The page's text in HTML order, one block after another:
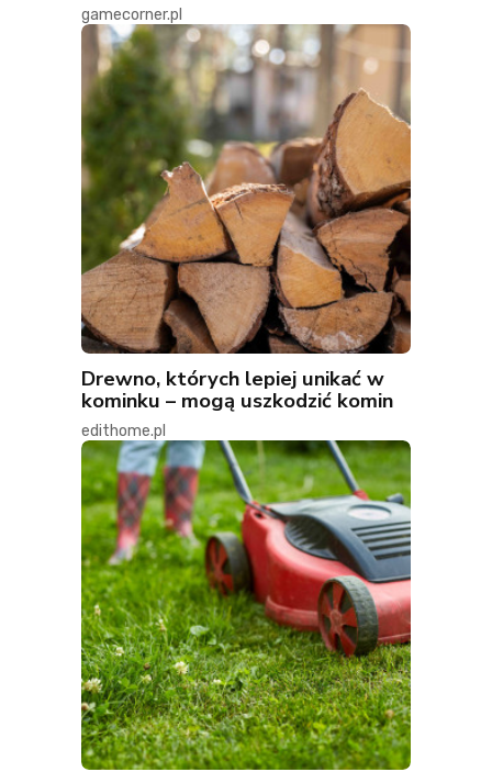
gamecorner.pl
Drewno, których lepiej unikać w
kominku – mogą uszkodzić komin
edithome.pl